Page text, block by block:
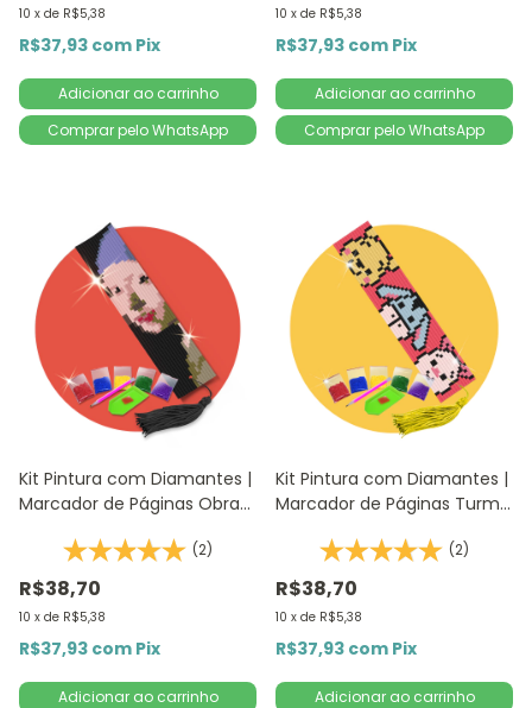
10 x de R$5,38
R$37,93 com Pix
Comprar pelo WhatsApp
10 x de R$5,38
R$37,93 com Pix
Comprar pelo WhatsApp
Kit Pintura com Diamantes |
Marcador de Páginas Obra
Diamante Redondo |
Diamond Painting
(2)
R$38,70
10 x de R$5,38
R$37,93 com Pix
Kit Pintura com Diamantes |
Marcador de Páginas Turma
Diamante Redondo |
Diamond Painting
(2)
R$38,70
10 x de R$5,38
R$37,93 com Pix